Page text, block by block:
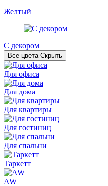
Желтый
С декором
Все цвета Скрыть
Для офиса
Для дома
Для квартиры
Для гостиниц
Для спальни
Таркетт
AW